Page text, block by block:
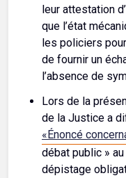
leur attestation
que l’état
les policiers
de fournir un
l’absence de
Lors de la
de la Justice a
«Énoncé
débat public »
dépistage